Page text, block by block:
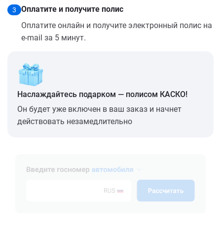
3
Оплатите и получите полис
Оплатите онлайн и получите электронный полис на
e-mail за 5 минут.
Наслаждайтесь подарком — полисом КАСКО!
Он будет уже включен в ваш заказ и начнет
действовать незамедлительно